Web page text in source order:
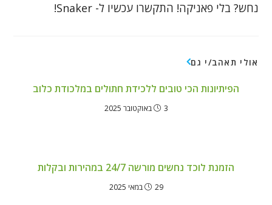
נחש? בלי פאניקה! התקשרו עכשיו ל- Snaker!
אולי תאהב/י גם
הפיתיונות הכי טובים ללכידת חתולים במלכודת כלוב
3 באוקטובר 2025
הזמנת לוכד נחשים מורשה 24/7 במהירות ובקלות
29 במאי 2025